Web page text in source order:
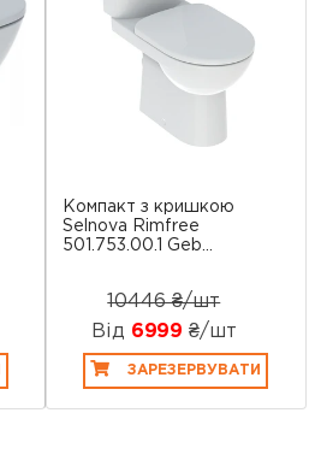
Компакт з кришкою
Selnova Rimfree
501.753.00.1 Geb...
10446 ₴/шт
Від 6999 ₴/шт
ЗАРЕЗЕРВУВАТИ